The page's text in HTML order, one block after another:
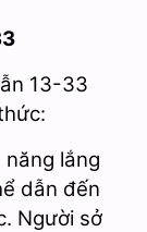
13-33
năng lắng
dẫn đến
Người sở